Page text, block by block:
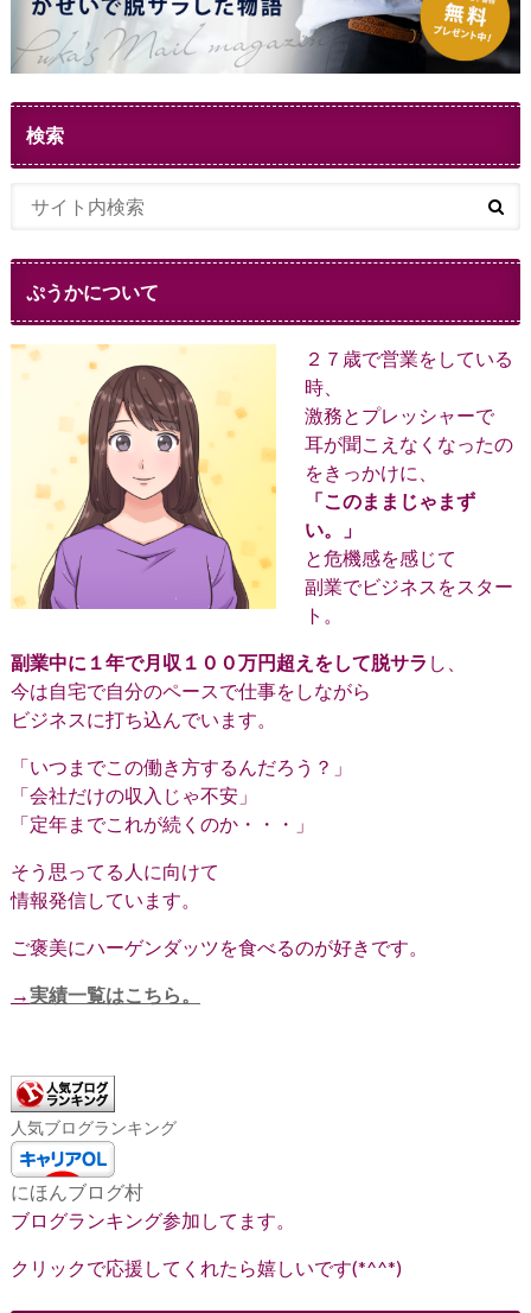
検索
ぷうかについて
２７歳で営業をしている
時、
激務とプレッシャーで
耳が聞こえなくなったの
をきっかけに、
「このままじゃまず
い。」
と危機感を感じて
副業でビジネスをスター
ト。
副業中に１年で月収１００万円超えをして脱サラ し、
今は自宅で自分のペースで仕事をしながら
ビジネスに打ち込んでいます。
「いつまでこの働き方するんだろう？」
「会社だけの収入じゃ不安」
「定年までこれが続くのか・・・」
そう思ってる人に向けて
情報発信しています。
ご褒美にハーゲンダッツを食べるのが好きです。
→実績一覧はこちら。
人気ブログランキング
にほんブログ村
ブログランキング参加してます。
クリックで応援してくれたら嬉しいです(*^^*)